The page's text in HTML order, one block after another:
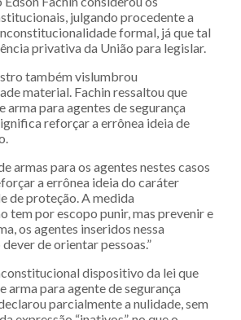
julgando procedente a
formal, já que tal
privativa da União para legislar.
também vislumbrou
material. Fachin ressaltou que
para agentes de segurança
reforçar a errônea ideia de
armas para os agentes nestes casos
a errônea ideia do caráter
de proteção. A medida
tem por escopo punir, mas prevenir e
os agentes inseridos nessa
de orientar pessoas.”
dispositivo da lei que
arma para agente de segurança
parcialmente a nulidade, sem